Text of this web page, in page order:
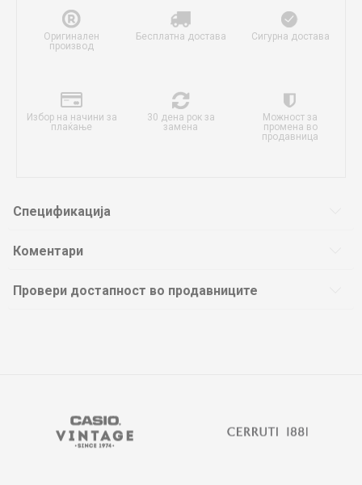
Оригинален
производ
Бесплатна достава Сигурна достава
Избор на начини за
плаќање
30 дена рок за
замена
Можност за
промена во
продавница
Спецификација
Коментари
Провери достапност во продавниците